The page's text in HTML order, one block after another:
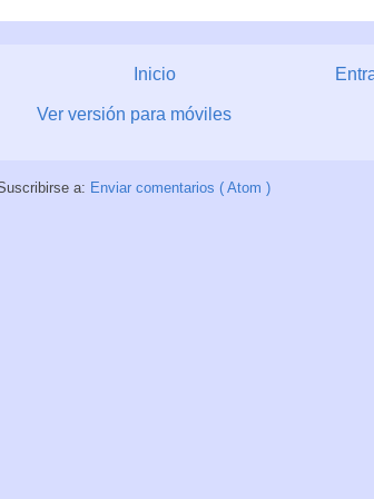
Inicio
Ver versión para móviles
a: Enviar comentarios ( Atom )